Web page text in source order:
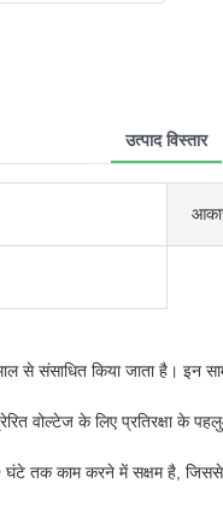
उत्पाद विस्तार
संसाधित किया जाता है। इन
वोल्टेज के लिए प्रतिरक्षा के
घंटे तक काम करने में सक्षम है,